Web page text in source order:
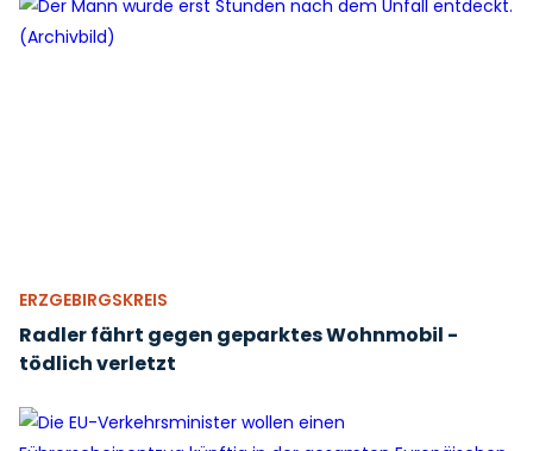
ERZGEBIRGSKREIS
Radler fährt gegen geparktes Wohnmobil -
tödlich verletzt